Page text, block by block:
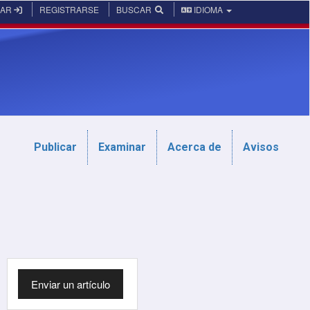
REGISTRARSE BUSCAR IDIOMA
Publicar Examinar Acerca de Avisos
Enviar
unEnviar un artículo